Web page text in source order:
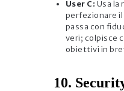
User C: Usa la
perfezionare
passa con
veri; colpisce
obiettivi in
10.